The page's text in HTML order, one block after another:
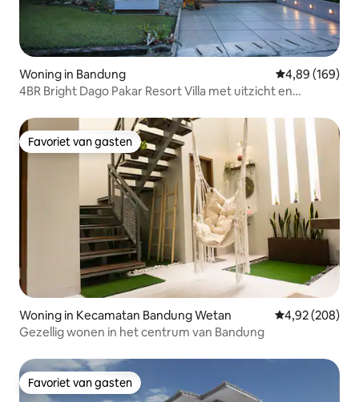
Woning in Bandung Gemiddelde
4,89 (169)
4BR Bright Dago Pakar Resort Villa met uitzicht en
Favoriet van gasten
Favoriet van gasten
Woning in Kecamatan Bandung Wetan Gemiddelde
4,92 (208)
Gezellig wonen in het centrum van Bandung
Favoriet van gasten
Favoriet van gasten